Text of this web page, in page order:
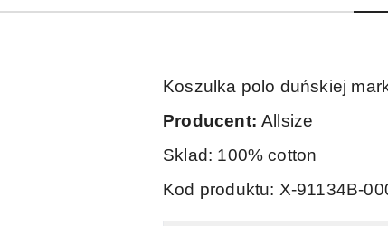
Koszulka polo duńskiej
Producent: Allsize
Sklad: 100% cotton
Kod produktu: X-91134B-